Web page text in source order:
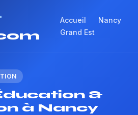
Accueil
Nancy
Grand Est
&
à Nancy